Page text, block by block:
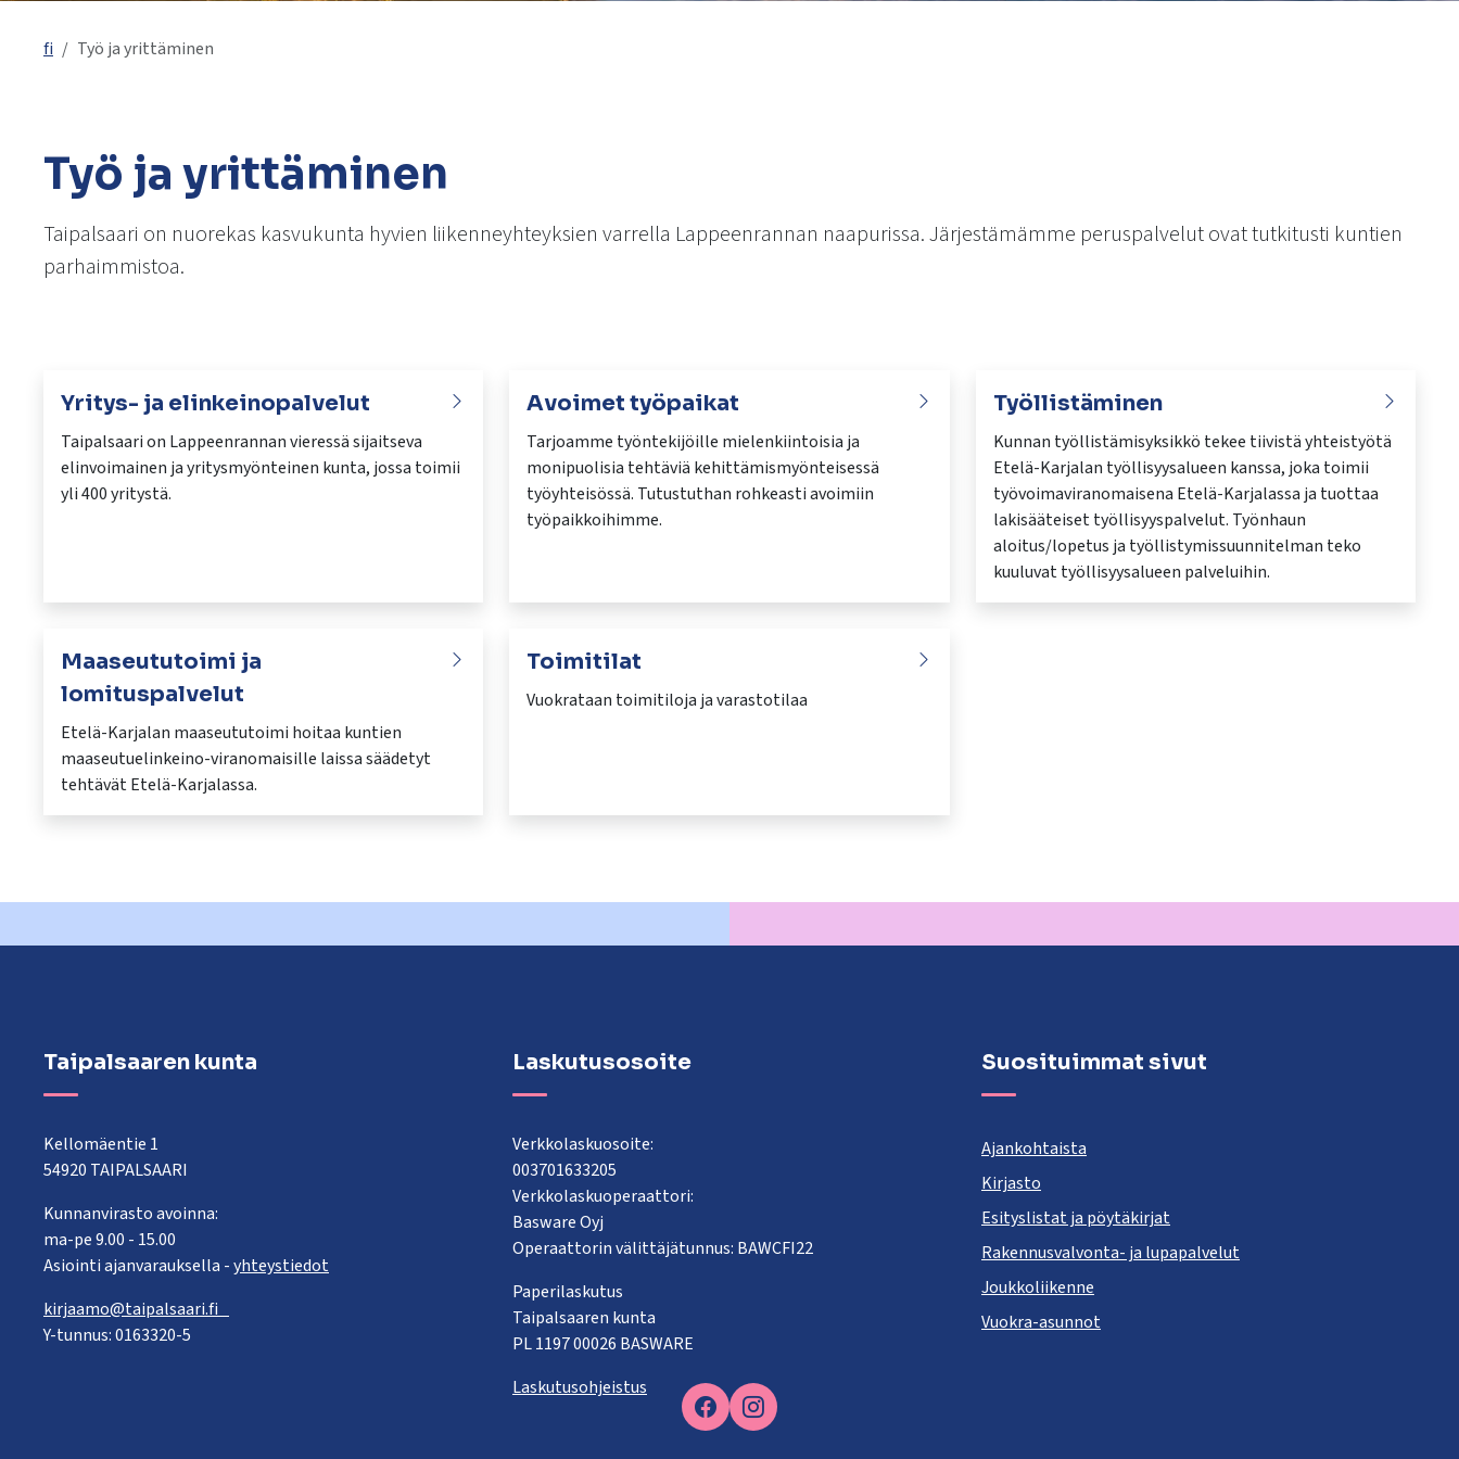
fi Työ ja yrittäminen
Työ ja yrittäminen
Taipalsaari on nuorekas kasvukunta hyvien liikenneyhteyksien varrella Lappeenrannan naapurissa. Järjestämämme peruspalvelut ovat tutkitusti kuntien
parhaimmistoa.
Yritys- ja elinkeinopalvelut
Taipalsaari on Lappeenrannan vieressä sijaitseva
elinvoimainen ja yritysmyönteinen kunta, jossa toimii
yli 400 yritystä.
Avoimet työpaikat
Tarjoamme työntekijöille mielenkiintoisia ja
monipuolisia tehtäviä kehittämismyönteisessä
työyhteisössä. Tutustuthan rohkeasti avoimiin
työpaikkoihimme.
Työllistäminen
Kunnan työllistämisyksikkö tekee tiivistä yhteistyötä
Etelä-Karjalan työllisyysalueen kanssa, joka toimii
työvoimaviranomaisena Etelä-Karjalassa ja tuottaa
lakisääteiset työllisyyspalvelut. Työnhaun
aloitus/lopetus ja työllistymissuunnitelman teko
kuuluvat työllisyysalueen palveluihin.
Maaseututoimi ja
lomituspalvelut
Etelä-Karjalan maaseututoimi hoitaa kuntien
maaseutuelinkeino-viranomaisille laissa säädetyt
tehtävät Etelä-Karjalassa.
Toimitilat
Vuokrataan toimitiloja ja varastotilaa
Facebook
Taipalsaaren kunta
Kellomäentie 1
54920 TAIPALSAARI
Kunnanvirasto avoinna:
ma-pe 9.00 - 15.00
Asiointi ajanvarauksella -yhteystiedot
kirjaamo@taipalsaari.fi
Y-tunnus: 0163320-5
Laskutusosoite
Verkkolaskuosoite:
003701633205
Verkkolaskuoperaattori:
Basware Oyj
Operaattorin välittäjätunnus: BAWCFI22
Paperilaskutus
Taipalsaaren kunta
PL 1197 00026 BASWARE
Laskutusohjeistus
Suosituimmat sivut
Ajankohtaista
Kirjasto
Esityslistat ja pöytäkirjat
Rakennusvalvonta- ja lupapalvelut
Joukkoliikenne
Vuokra-asunnot